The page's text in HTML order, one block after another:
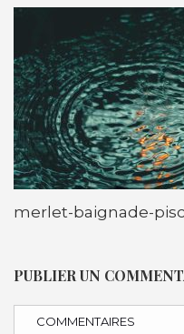
merlet-baignade-
PUBLIER UN